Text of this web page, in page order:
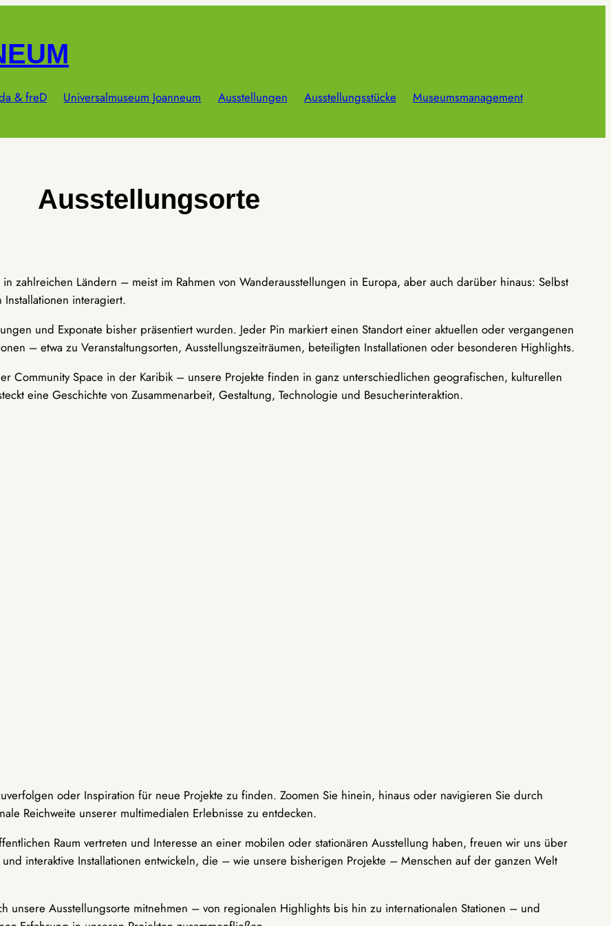
& freD Universalmuseum Joanneum Ausstellungen Ausstellungsstücke
Museumsmanagement
Ausstellungsorte
zahlreichen Ländern – meist im Rahmen von Wanderausstellungen in Europa, aber auch darüber hinaus: Selbst
interagiert.
und Exponate bisher präsentiert wurden. Jeder Pin markiert einen Standort einer aktuellen oder vergangenen
– etwa zu Veranstaltungsorten, Ausstellungszeiträumen, beteiligten Installationen oder besonderen Highlights.
Community Space in der Karibik – unsere Projekte finden in ganz unterschiedlichen geografischen, kulturellen
eine Geschichte von Zusammenarbeit, Gestaltung, Technologie und Besucherinteraktion.
oder Inspiration für neue Projekte zu finden. Zoomen Sie hinein, hinaus oder navigieren Sie durch
Reichweite unserer multimedialen Erlebnisse zu entdecken.
Raum vertreten und Interesse an einer mobilen oder stationären Ausstellung haben, freuen wir uns über
interaktive Installationen entwickeln, die – wie unsere bisherigen Projekte – Menschen auf der ganzen Welt
unsere Ausstellungsorte mitnehmen – von regionalen Highlights bis hin zu internationalen Stationen – und